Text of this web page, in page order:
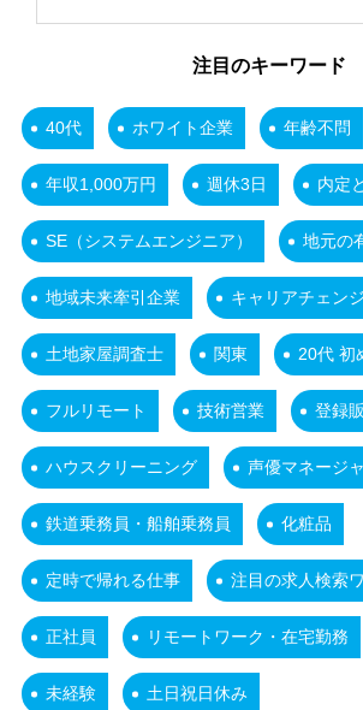
注目のキーワード
40代 ホワイト企業 年齢不問
年収1,000万円 週休3日 内定
SE（システムエンジニア） 地元の
地域未来牽引企業 キャリアチェンジ
土地家屋調査士 関東 20代 初
フルリモート 技術営業 登録
ハウスクリーニング 声優マネージ
鉄道乗務員・船舶乗務員 化粧品
定時で帰れる仕事 注目の求人検索
正社員 リモートワーク・在宅勤務
未経験 土日祝日休み